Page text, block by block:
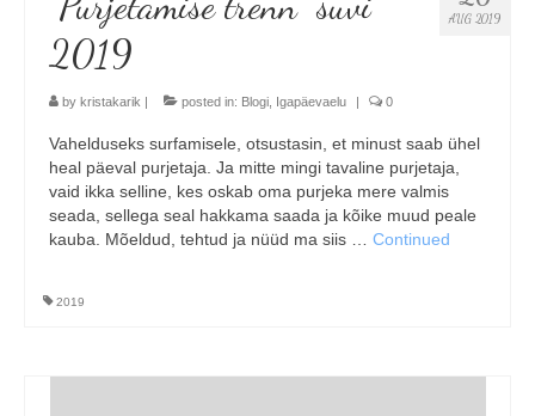
AUG 2019
2019
by kristakarik | posted in: Blogi Igapäevaelu | 0
Vahelduseks surfamisele, otsustasin, et minust saab ühel
heal päeval purjetaja. Ja mitte mingi tavaline purjetaja,
vaid ikka selline, kes oskab oma purjeka mere valmis
seada, sellega seal hakkama saada ja kõike muud peale
kauba. Mõeldud, tehtud ja nüüd ma siis … Continued
2019